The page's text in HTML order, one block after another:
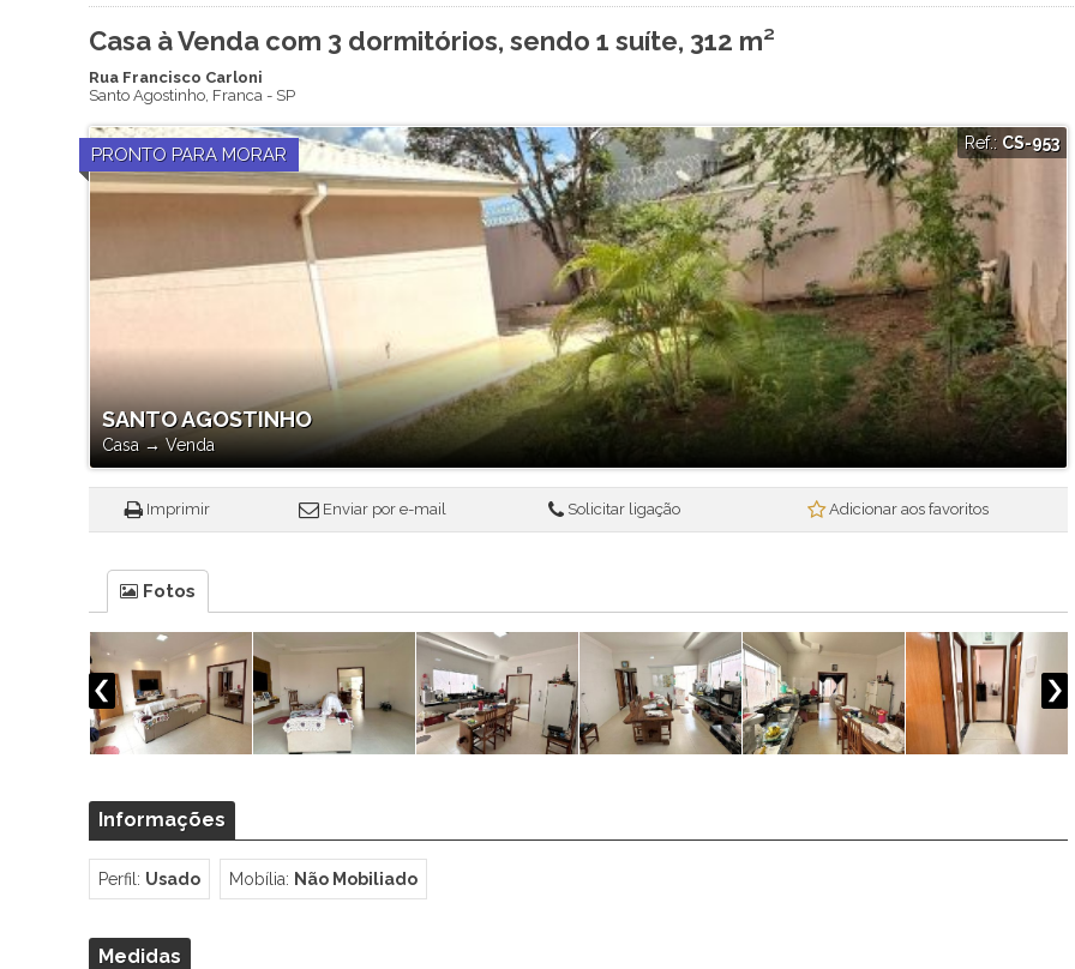
Casa à Venda com 3 dormitórios, sendo 1 suíte, 312 m²
Rua Francisco Carloni
Santo Agostinho, Franca- SP
PRONTO PARA MORAR
SANTO AGOSTINHO
Casa→ Venda
Ref.: CS-953
Imprimir Enviar por e-mail Solicitar ligação Adicionar aos favoritos
Fotos
Informações
Perfil: Usado Mobília: Não Mobiliado
Medidas